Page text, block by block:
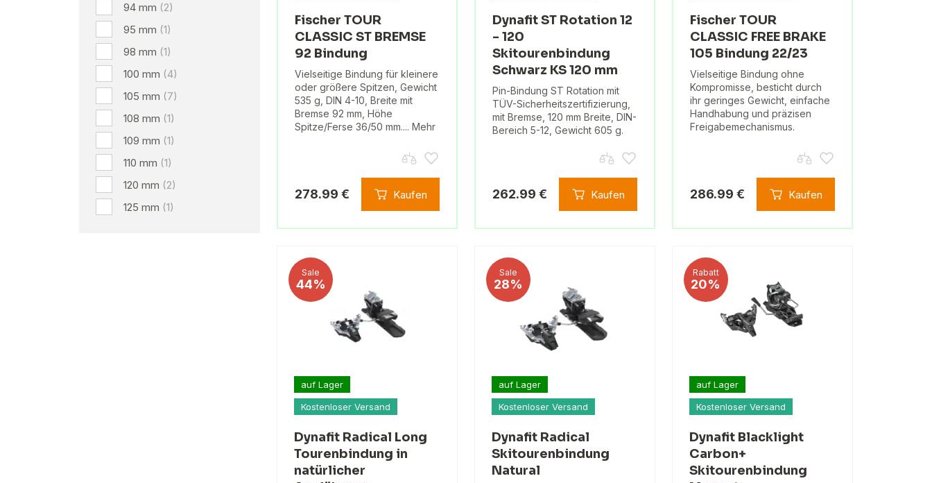
94 mm (2)
95 mm (1)
98 mm (1)
100 mm (4)
105 mm (7)
108 mm (1)
109 mm (1)
110 mm (1)
120 mm (2)
125 mm (1)
Fischer TOUR
CLASSIC ST BREMSE
92 Bindung
Vielseitige Bindung für kleinere
oder größere Spitzen, Gewicht
535 g, DIN 4-10, Breite mit
Bremse 92 mm, Höhe
Spitze/Ferse 36/50 mm.... Mehr
278.99 € Kaufen
Dynafit ST Rotation 12
- 120
Skitourenbindung
Schwarz KS 120 mm
Pin-Bindung ST Rotation mit
TÜV-Sicherheitszertifizierung,
mit Bremse, 120 mm Breite, DIN-
Bereich 5-12, Gewicht 605 g.
262.99 € Kaufen
Fischer TOUR
CLASSIC FREE BRAKE
105 Bindung 22/23
Vielseitige Bindung ohne
Kompromisse, besticht durch
ihr geringes Gewicht, einfache
Handhabung und präzisen
Freigabemechanismus.
286.99 € Kaufen
Sale
44%
auf Lager
Kostenloser Versand
Dynafit Radical Long
Tourenbindung in
natürlicher
Sale
28%
auf Lager
Kostenloser Versand
Dynafit Radical
Skitourenbindung
Natural
Rabatt
20%
auf Lager
Kostenloser Versand
Dynafit Blacklight
Carbon+
Skitourenbindung